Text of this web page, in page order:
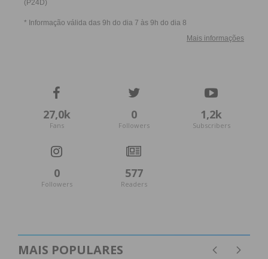
27,0k
Fans
0
Followers
1,2k
Subscribers
0
Followers
577
Readers
MAIS POPULARES